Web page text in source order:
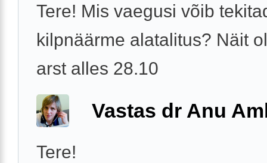
Tere! Mis vaegusi võib
kilpnäärme alatalitus? Näit
arst alles 28.10
Vastas dr Anu
Tere!